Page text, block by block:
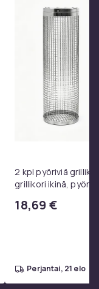
AV - HDMI-
2 kpl pyöriviä
grillikori ikinä,
valmistettu
18,69 €
perjantai, 21 elo